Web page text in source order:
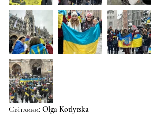
Світлини: Olga Kotlytska